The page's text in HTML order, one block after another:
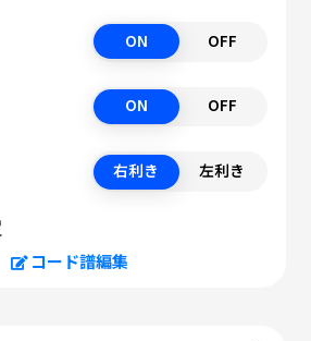
ON OFF
ON OFF
右利き 左利き
コード譜編集